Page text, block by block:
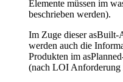
Elemente müssen im
beschrieben werden).
Im Zuge dieser asBuilt-
werden auch die
Produkten im
(nach LOI